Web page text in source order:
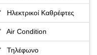
Ηλεκτρικοί Καθρέφτες
Air Condition
Τηλέφωνο